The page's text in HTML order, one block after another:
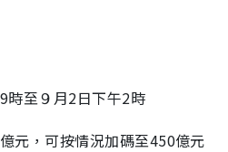
時至９月2日下午2時
元，可按情況加碼至450億元